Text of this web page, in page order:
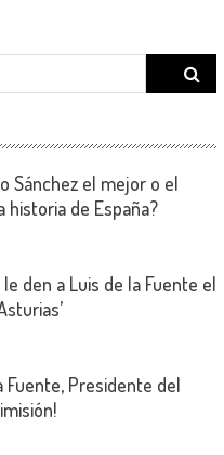
Search
for:
Sánchez el mejor o el
de España?
le den a Luis de la Fuente el
Fuente, Presidente del